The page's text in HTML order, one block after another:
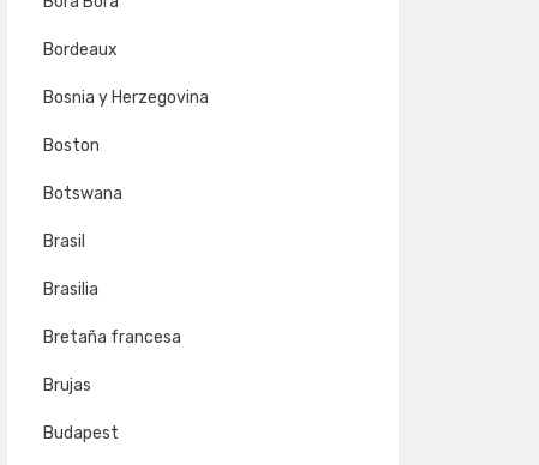
Bordeaux
Bosnia y Herzegovina
Boston
Botswana
Brasil
Brasilia
Bretaña francesa
Brujas
Budapest